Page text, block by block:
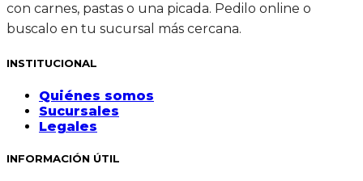
con carnes, pastas o una picada. Pedilo online o
buscalo en tu sucursal más cercana.
INSTITUCIONAL
Quiénes somos
Sucursales
Legales
INFORMACIÓN ÚTIL